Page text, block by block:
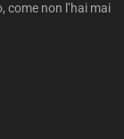
come non l’hai mai